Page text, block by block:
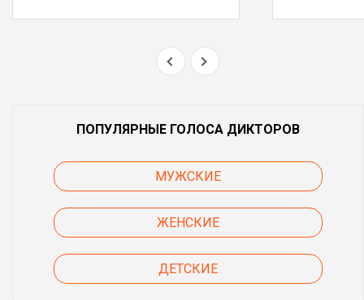
ПОПУЛЯРНЫЕ ГОЛОСА ДИКТОРОВ
МУЖСКИЕ
ЖЕНСКИЕ
ДЕТСКИЕ